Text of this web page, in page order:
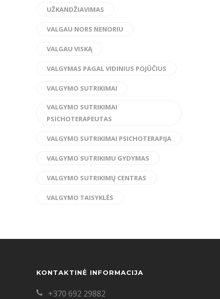
UŽKANDŽIAVIMAS
VALGAU NORS NENORIU
VALGAU VISKĄ
VALGYMAS PAGAL VIDINIUS POJŪČIUS
VALGYMO SUTRIKIMAI
VALGYMO SUTRIKIMAI
PSICHOTERAPEUTAS
VALGYMO SUTRIKIMAI PSICHOTERAPIJA
VALGYMO SUTRIKIMU GYDYMAS
VALGYMO SUTRIKIMŲ CENTRAS
VALGYMO TAISYKLĖS
KONTAKTINĖ INFORMACIJA
+370 692 29882